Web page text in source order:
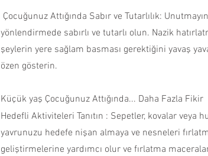
yönlendirmede sabırlı ve tutarlı olun. Nazik
şeylerin yere sağlam basması gerektiğini yavaş
özen gösterin.
Küçük yaş Çocuğunuz Attığında... Daha Fazla Fikir
Hedefli Aktiviteleri Tanıtın : Sepetler, kovalar
yavrunuzu hedefe nişan almaya ve nesneleri
geliştirmelerine yardımcı olur ve fırlatma